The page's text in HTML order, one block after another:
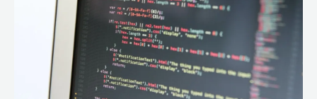
revolucionando
desenvolvimento